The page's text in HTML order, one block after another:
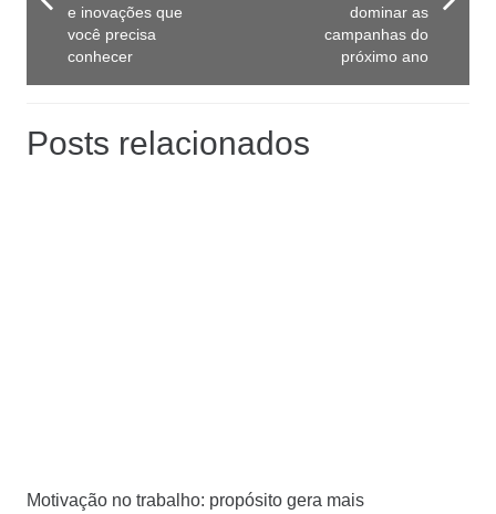
e inovações que
você precisa
conhecer
dominar as
campanhas do
próximo ano
Posts relacionados
Motivação no trabalho: propósito gera mais